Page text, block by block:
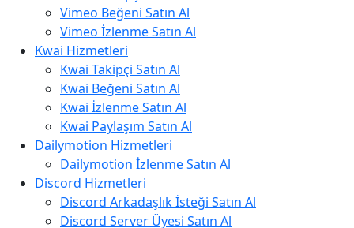
Vimeo Beğeni Satın Al
Vimeo İzlenme Satın Al
Kwai Hizmetleri
Kwai Takipçi Satın Al
Kwai Beğeni Satın Al
Kwai İzlenme Satın Al
Kwai Paylaşım Satın Al
Dailymotion Hizmetleri
Dailymotion İzlenme Satın Al
Discord Hizmetleri
Discord Arkadaşlık İsteği Satın Al
Discord Server Üyesi Satın Al